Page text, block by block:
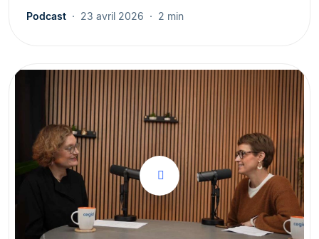
Podcast 23 avril 2026 2 min